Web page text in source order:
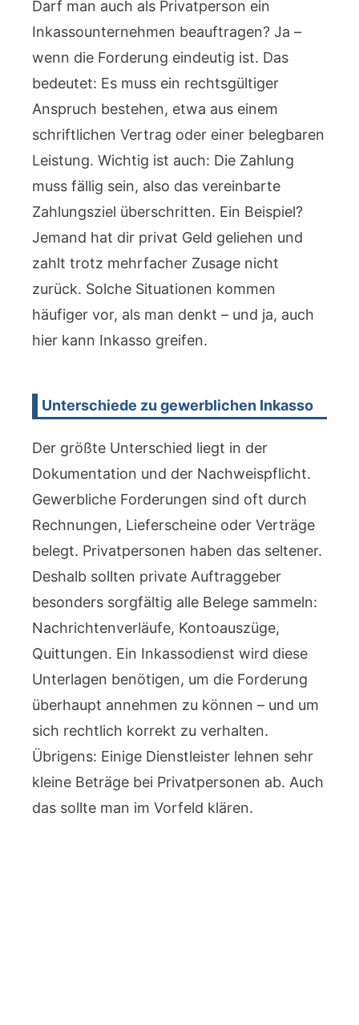
Darf man auch als Privatperson ein
Inkassounternehmen beauftragen? Ja –
wenn die Forderung eindeutig ist. Das
bedeutet: Es muss ein rechtsgültiger
Anspruch bestehen, etwa aus einem
schriftlichen Vertrag oder einer belegbaren
Leistung. Wichtig ist auch: Die Zahlung
muss fällig sein, also das vereinbarte
Zahlungsziel überschritten. Ein Beispiel?
Jemand hat dir privat Geld geliehen und
zahlt trotz mehrfacher Zusage nicht
zurück. Solche Situationen kommen
häufiger vor, als man denkt – und ja, auch
hier kann Inkasso greifen.
Unterschiede zu gewerblichen Inkasso
Der größte Unterschied liegt in der
Dokumentation und der Nachweispflicht.
Gewerbliche Forderungen sind oft durch
Rechnungen, Lieferscheine oder Verträge
belegt. Privatpersonen haben das seltener.
Deshalb sollten private Auftraggeber
besonders sorgfältig alle Belege sammeln:
Nachrichtenverläufe, Kontoauszüge,
Quittungen. Ein Inkassodienst wird diese
Unterlagen benötigen, um die Forderung
überhaupt annehmen zu können – und um
sich rechtlich korrekt zu verhalten.
Übrigens: Einige Dienstleister lehnen sehr
kleine Beträge bei Privatpersonen ab. Auch
das sollte man im Vorfeld klären.